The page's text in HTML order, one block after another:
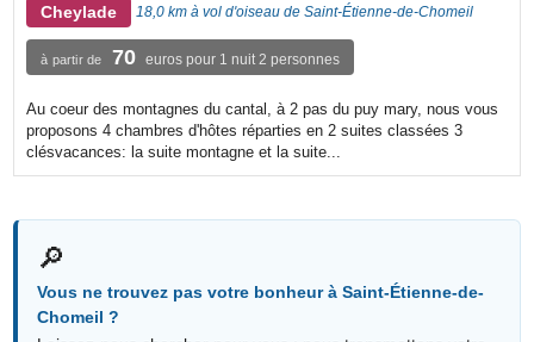
Cheylade 18,0 km à vol d'oiseau de Saint-Étienne-de-Chomeil
à partir de 70 euros pour 1 nuit 2 personnes
Au coeur des montagnes du cantal, à 2 pas du puy mary, nous vous
proposons 4 chambres d'hôtes réparties en 2 suites classées 3
clésvacances: la suite montagne et la suite...
🔎
Vous ne trouvez pas votre bonheur à Saint-Étienne-de-
Chomeil ?